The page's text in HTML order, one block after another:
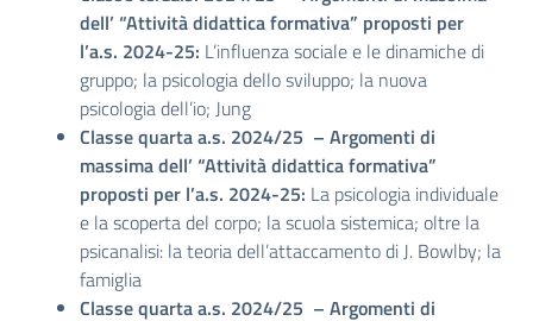
dell’ “Attività didattica formativa” proposti per
l’a.s. 2024-25: L’influenza sociale e le dinamiche di
gruppo; la psicologia dello sviluppo; la nuova
psicologia dell’io; Jung
Classe quarta a.s. 2024/25 – Argomenti di
massima dell’ “Attività didattica formativa”
proposti per l’a.s. 2024-25: La psicologia individuale
e la scoperta del corpo; la scuola sistemica; oltre la
psicanalisi: lateoria dell’attaccamento di J. Bowlby; la
famiglia
Classe quarta a.s. 2024/25 – Argomenti di